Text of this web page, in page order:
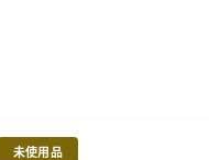
未使用品